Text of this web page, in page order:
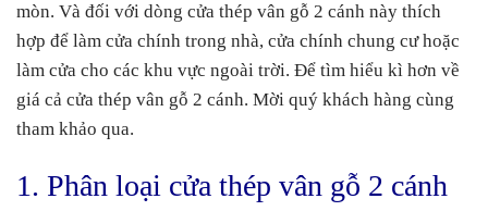
mòn. Và đối với dòng cửa thép vân gỗ 2 cánh này thích
hợp để làm cửa chính trong nhà, cửa chính chung cư hoặc
làm cửa cho các khu vực ngoài trời. Để tìm hiểu kì hơn về
giá cả cửa thép vân gỗ 2 cánh. Mời quý khách hàng cùng
tham khảo qua.
1. Phân loại cửa thép vân gỗ 2 cánh